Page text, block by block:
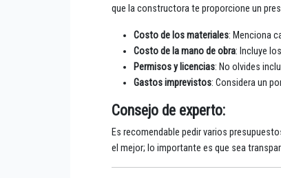
que la constructora te proporcione un
Costo de los materiales: Menciona
Costo de la mano de obra: Incluye
Permisos y licencias: No olvides
Gastos imprevistos: Considera un
Consejo de experto:
Es recomendable pedir varios
el mejor; lo importante es que sea